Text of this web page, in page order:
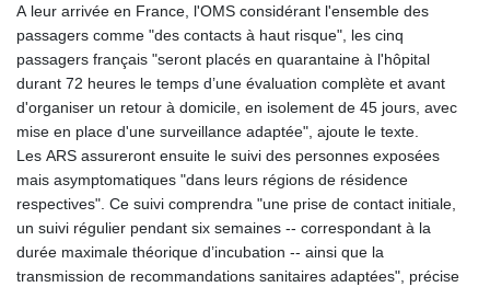
A leur arrivée en France, l'OMS considérant l'ensemble des
passagers comme "des contacts à haut risque", les cinq
passagers français "seront placés en quarantaine à l'hôpital
durant 72 heures le temps d’une évaluation complète et avant
d'organiser un retour à domicile, en isolement de 45 jours, avec
mise en place d'une surveillance adaptée", ajoute le texte.
Les ARS assureront ensuite le suivi des personnes exposées
mais asymptomatiques "dans leurs régions de résidence
respectives". Ce suivi comprendra "une prise de contact initiale,
un suivi régulier pendant six semaines -- correspondant à la
durée maximale théorique d’incubation -- ainsi que la
transmission de recommandations sanitaires adaptées", précise